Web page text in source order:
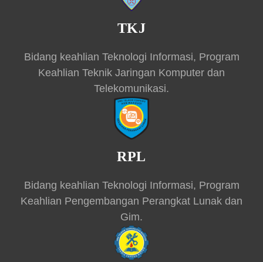
TKJ
Bidang keahlian Teknologi Informasi, Program
Keahlian Teknik Jaringan Komputer dan
Telekomunikasi.
RPL
Bidang keahlian Teknologi Informasi, Program
Keahlian Pengembangan Perangkat Lunak dan
Gim.